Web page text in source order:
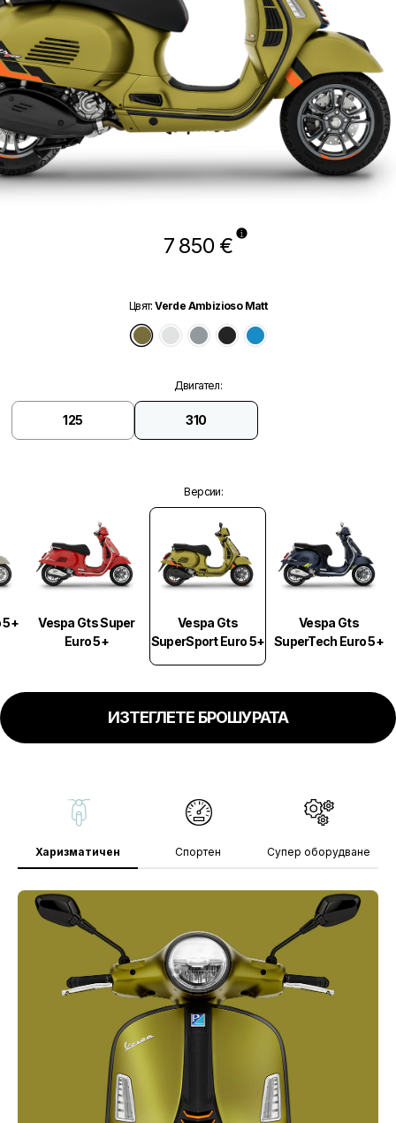
7 850 €
Цвят:Verde Ambizioso Matt
Verde Ambizioso Matt
Bianco Innocente
Grigio Travolgente Matt
Nero Convinto Matt
Blu Eclettico
Двигател:
125 310
Версии:
5+
Vespa Gts Super
Euro 5+
Vespa Gts
SuperSport Euro 5+
Vespa Gts
SuperTech Euro 5+
ИЗТЕГЛЕТЕ БРОШУРАТА
Харизматичен Спортен Супер оборудване